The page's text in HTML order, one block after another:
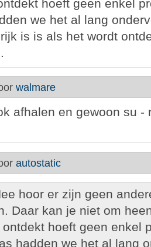
hoeft geen enkel
we het al lang
is is als het wordt
walmare
afhalen en gewoon su -
autostatic
hoor er zijn geen
Daar kan je niet om
hoeft geen enkel
hadden we het al lang